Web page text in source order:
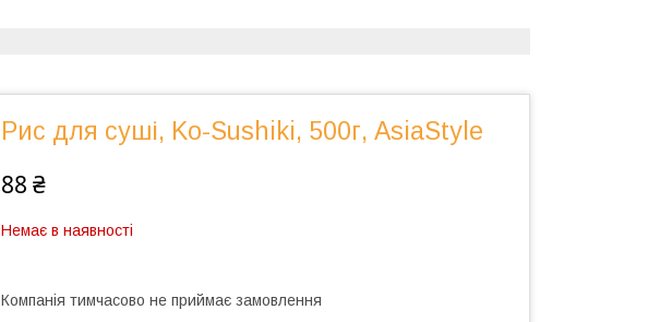
Рис для суші, Ko-Sushiki, 500г, AsiaStyle
88 ₴
Немає в наявності
Компанія тимчасово не приймає замовлення